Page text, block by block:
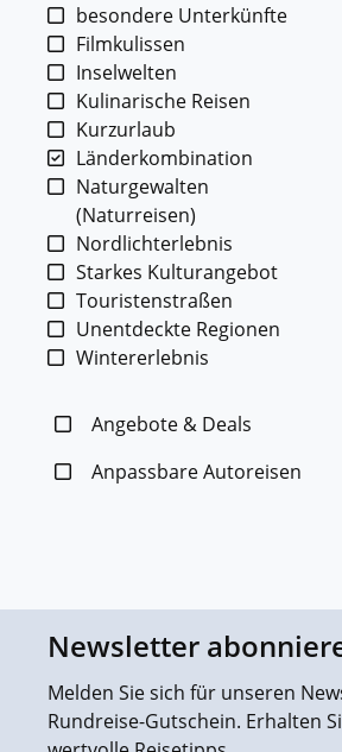
besondere Unterkünfte
Filmkulissen
Inselwelten
Kulinarische Reisen
Kurzurlaub
Länderkombination
Naturgewalten
(Naturreisen)
Nordlichterlebnis
Starkes Kulturangebot
Touristenstraßen
Unentdeckte Regionen
Wintererlebnis
Angebote & Deals
Anpassbare Autoreisen
Newsletter
Melden Sie sich für unseren
Rundreise-Gutschein. Erhalten